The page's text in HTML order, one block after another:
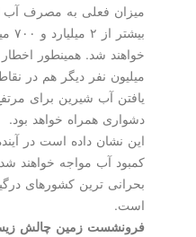
بیشتر از ۲
میلیون نفر دیگر هم در نقاطی
یافتن آب شیرین برای مرتفع ساختن
دشواری همراه خواهد بود.
کمبود آب مواجه خواهند شد و از
بحرانی ترین کشورهای درگیر
فرونشست زمین چالش زیست